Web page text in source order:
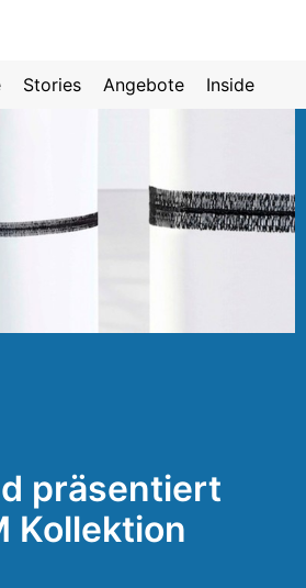
Stories Angebote Inside
präsentiert
Kollektion